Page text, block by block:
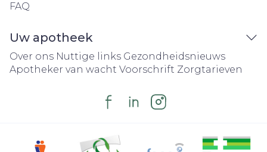
FAQ
Uw apotheek
Over ons Nuttige links Gezondheidsnieuws
Apotheker van wacht Voorschrift Zorgtarieven